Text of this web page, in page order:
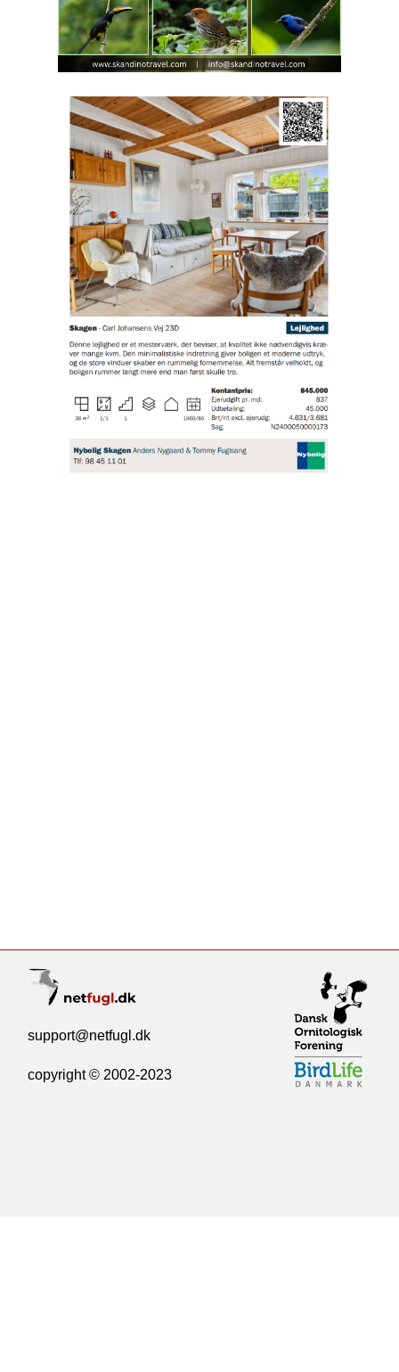
support@netfugl.dk
copyright © 2002-2023